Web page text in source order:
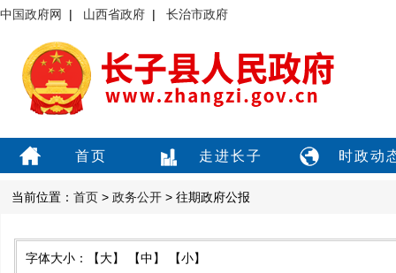
中国政府网 | 山西省政府 | 长治市政府
首页 走进长子 时政动
当前位置： 首页 > 政务公开 > 往期政府公报
字体大小： 【大】 【中】 【小】